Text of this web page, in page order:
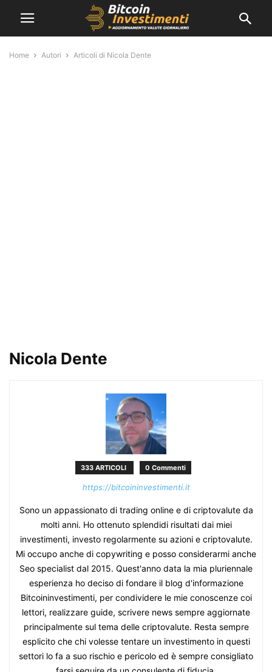
Home Autori Articoli di Nicola Dente
Nicola Dente
333 ARTICOLI 0 Commenti
https://bitcoininvestimenti.it
Sono un appassionato di trading online e di criptovalute da
molti anni. Ho ottenuto splendidi risultati dai miei
investimenti, investo regolarmente su azioni e criptovalute.
Mi occupo anche di copywriting e posso considerarmi anche
Seo specialist dal 2015. Quest'anno data la mia pluriennale
esperienza ho deciso di fondare il blog d'informazione
Bitcoininvestimenti, per condividere le mie conoscenze coi
lettori, realizzare guide, scrivere news sempre aggiornate
principalmente sul tema delle criptovalute. Resta sempre
esplicito che chi volesse tentare un investimento in questi
settori lo fa a suo rischio e pericolo ed è sempre consigliato